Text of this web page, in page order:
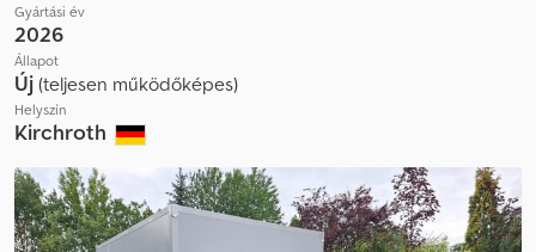
Gyártási év
2026
Állapot
Új (teljesen működőképes)
Helyszín
Kirchroth